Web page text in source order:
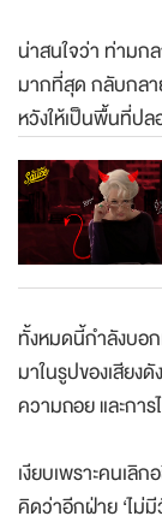
น่าสนใจว่า ท่ามก
มากที่สุด กลับกลา
ทั้งหมดนี้กำลังบอก
มาในรูปของเสียงดั
เงียบเพราะคนเลิก